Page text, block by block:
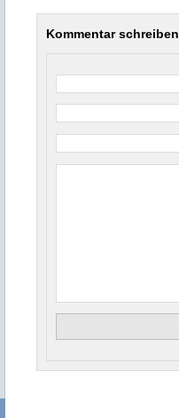
Kommentar schreiben